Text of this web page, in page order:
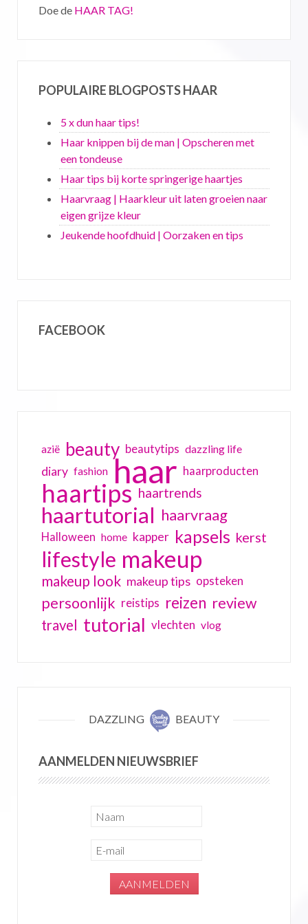
Doe de HAAR TAG!
POPULAIRE BLOGPOSTS HAAR
5 x dun haar tips!
Haar knippen bij de man | Opscheren met
een tondeuse
Haar tips bij korte springerige haartjes
Haarvraag | Haarkleur uit laten groeien naar
eigen grijze kleur
Jeukende hoofdhuid | Oorzaken en tips
FACEBOOK
azië beauty beautytips dazzling life
diary fashion haar haarproducten
haartips haartrends
haartutorial haarvraag
Halloween home kapper kapsels kerst
lifestyle makeup
makeup look makeup tips opsteken
persoonlijk reistips reizen review
travel tutorial vlechten vlog
DAZZLING BEAUTY
AANMELDEN NIEUWSBRIEF